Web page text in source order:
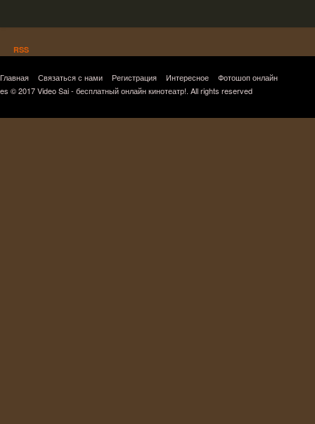
RSS
Главная Связаться с нами Регистрация Интересное
Фотошоп онлайн
es © 2017 Video Sai - бесплатный онлайн кинотеатр!. All rights reserved